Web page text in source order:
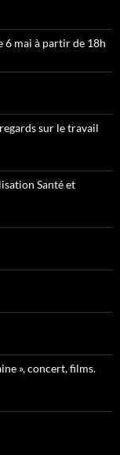
6 mai à partir de 18h
sur le travail
Santé et
», concert, films.